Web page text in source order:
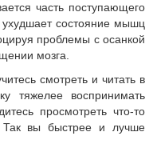
часть поступающего
ухудшает состояние мышц
проблемы с осанкой
мозга.
смотреть и читать в
тяжелее воспринимать
просмотреть что-то
Так вы быстрее и лучше